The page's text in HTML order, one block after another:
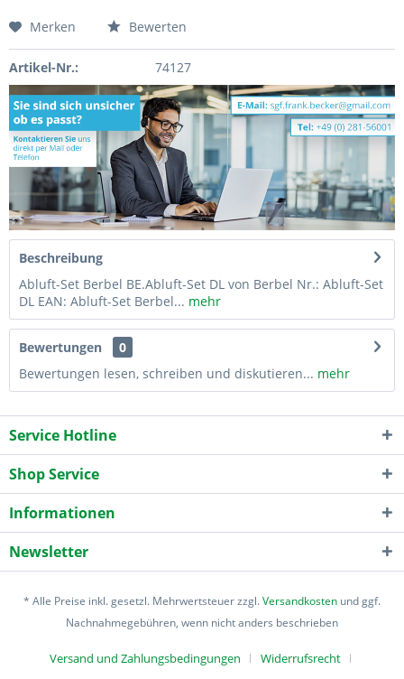
Merken Bewerten
Artikel-Nr.: 74127
Beschreibung
Abluft-Set Berbel BE.Abluft-Set DL von Berbel Nr.: Abluft-Set
DL EAN: Abluft-Set Berbel... mehr
Bewertungen
0
Bewertungen lesen, schreiben und diskutieren... mehr
Service Hotline
Shop Service
Informationen
Newsletter
* Alle Preise inkl. gesetzl. Mehrwertsteuer zzgl.Versandkosten und ggf.
Nachnahmegebühren, wenn nicht anders beschrieben
Versand und Zahlungsbedingungen Widerrufsrecht